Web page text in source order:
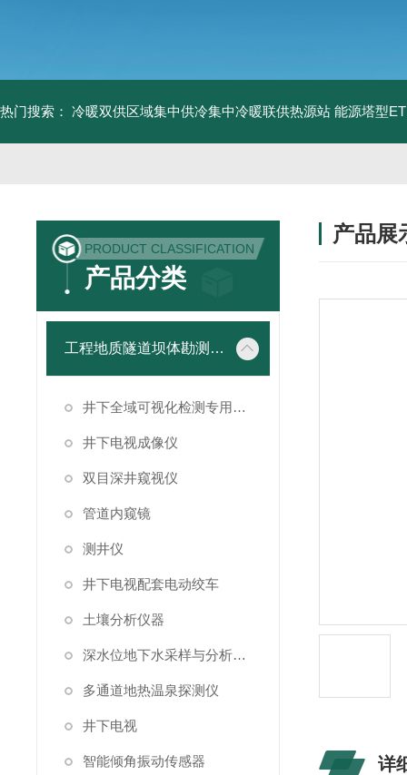
热门搜索： 冷暖双供区域集中供冷集中冷暖联供热源站 能源塔型
PRODUCT CLASSIFICATION
产品分类
工程地质隧道坝体勘测仪器
井下全域可视化检测专用成像设备
井下电视成像仪
双目深井窥视仪
管道内窥镜
测井仪
井下电视配套电动绞车
土壤分析仪器
深水位地下水采样与分析系统
多通道地热温泉探测仪
井下电视
智能倾角振动传感器
产品展
详